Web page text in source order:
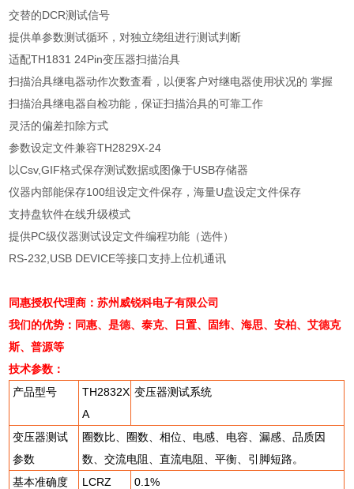
交替的DCR测试信号
提供单参数测试循环，对独立绕组进行测试判断
适配TH1831 24Pin变压器扫描治具
扫描治具继电器动作次数査看，以便客户对继电器使用状况的 掌握
扫描治具继电器自检功能，保证扫描治具的可靠工作
灵活的偏差扣除方式
参数设定文件兼容TH2829X-24
以Csv,GIF格式保存测试数据或图像于USB存储器
仪器内部能保存100组设定文件保存，海量U盘设定文件保存
支持盘软件在线升级模式
提供PC级仪器测试设定文件编程功能（选件）
RS-232,USB DEVICE等接口支持上位机通讯
同惠授权代理商：苏州威锐科电子有限公司
我们的优势：同惠、是德、泰克、日置、固纬、海思、安柏、艾德克
斯、普源等
技术参数：
产品型号
TH2832X
A
变压器测试系统
变压器测试
参数
圈数比、圈数、相位、电感、电容、漏感、品质因
数、交流电阻、直流电阻、平衡、引脚短路。
基本准确度
LCRZ 0.1%